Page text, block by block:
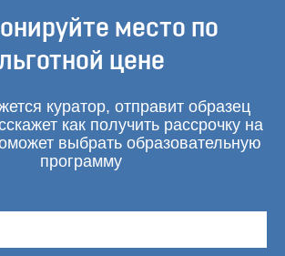
место по
цене
куратор, отправит образец
как получить рассрочку на
выбрать образовательную
программу